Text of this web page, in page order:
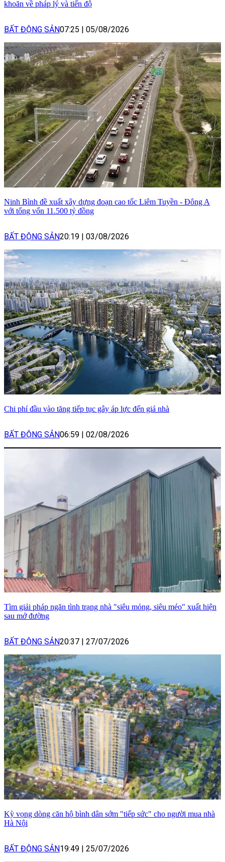
khoăn về pháp lý và tiến độ
BẤT ĐỘNG SẢN07:25 | 05/08/2026
Ninh Bình đề xuất xây dựng đoạn cao tốc Liêm Tuyền - Đông A
với tổng vốn 11.500 tỷ đồng
BẤT ĐỘNG SẢN20:19 | 03/08/2026
Chi phí đầu vào tăng tiếp tục gây áp lực đến giá nhà
BẤT ĐỘNG SẢN06:59 | 02/08/2026
Tìm giải pháp ngăn tình trạng nhà "siêu mỏng, siêu méo" xuất hiện
sau mở đường
BẤT ĐỘNG SẢN20:37 | 27/07/2026
Kỳ vọng dòng căn hộ bình dân sớm "tiếp sức" cho người mua nhà
Hà Nội
BẤT ĐỘNG SẢN19:49 | 25/07/2026